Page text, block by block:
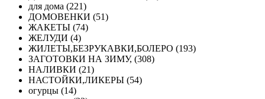
для дома (221)
ДОМОВЕНКИ (51)
ЖАКЕТЫ (74)
ЖЕЛУДИ (4)
ЖИЛЕТЫ,БЕЗРУКАВКИ,БОЛЕРО (193)
ЗАГОТОВКИ НА ЗИМУ, (308)
НАЛИВКИ (21)
НАСТОЙКИ,ЛИКЕРЫ (54)
огурцы (14)